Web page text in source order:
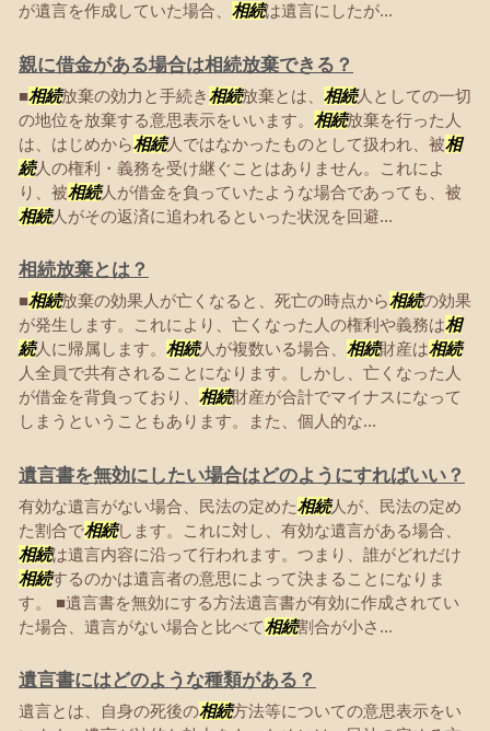
が遺言を作成していた場合、 相続は遺言にしたが...
親に借金がある場合は相続放棄できる？
■相続放棄の効力と手続き相続放棄とは、 相続人としての一切
の地位を放棄する意思表示をいいます。 相続放棄を行った人
は、はじめから相続人ではなかったものとして扱われ、被相
続人の権利・義務を受け継ぐことはありません。これによ
り、被相続人が借金を負っていたような場合であっても、被
相続人がその返済に追われるといった状況を回避...
相続放棄とは？
■相続放棄の効果人が亡くなると、死亡の時点から相続の効果
が発生します。これにより、亡くなった人の権利や義務は相
続人に帰属します。 相続人が複数いる場合、 相続財産は相続
人全員で共有されることになります。しかし、亡くなった人
が借金を背負っており、 相続財産が合計でマイナスになって
しまうということもあります。また、個人的な...
遺言書を無効にしたい場合はどのようにすればいい？
有効な遺言がない場合、民法の定めた相続人が、民法の定め
た割合で相続します。これに対し、有効な遺言がある場合、
相続は遺言内容に沿って行われます。つまり、誰がどれだけ
相続するのかは遺言者の意思によって決まることになりま
す。 ■遺言書を無効にする方法遺言書が有効に作成されてい
た場合、遺言がない場合と比べて相続割合が小さ...
遺言書にはどのような種類がある？
遺言とは、自身の死後の相続方法等についての意思表示をい